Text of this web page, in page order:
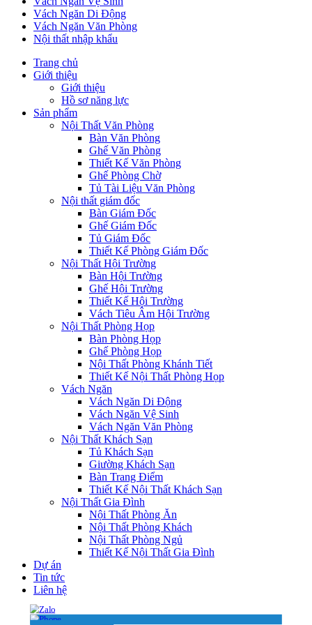
Vách Ngăn Di Động
Vách Ngăn Văn Phòng
Nội thất nhập khẩu
Trang chủ
Giới thiệu
Giới thiệu
Hồ sơ năng lực
Sản phẩm
Nội Thất Văn Phòng
Bàn Văn Phòng
Ghế Văn Phòng
Thiết Kế Văn Phòng
Ghế Phòng Chờ
Tủ Tài Liệu Văn Phòng
Nội thất giám đốc
Bàn Giám Đốc
Ghế Giám Đốc
Tủ Giám Đốc
Thiết Kế Phòng Giám Đốc
Nội Thất Hội Trường
Bàn Hội Trường
Ghế Hội Trường
Thiết Kế Hội Trường
Vách Tiêu Âm Hội Trường
Nội Thất Phòng Họp
Bàn Phòng Họp
Ghế Phòng Họp
Nội Thất Phòng Khánh Tiết
Thiết Kế Nội Thất Phòng Họp
Vách Ngăn
Vách Ngăn Di Động
Vách Ngăn Vệ Sinh
Vách Ngăn Văn Phòng
Nội Thất Khách Sạn
Tủ Khách Sạn
Giường Khách Sạn
Bàn Trang Điểm
Thiết Kế Nội Thất Khách Sạn
Nội Thất Gia Đình
Nội Thất Phòng Ăn
Nội Thất Phòng Khách
Nội Thất Phòng Ngủ
Thiết Kế Nội Thất Gia Đình
Dự án
Tin tức
Liên hệ